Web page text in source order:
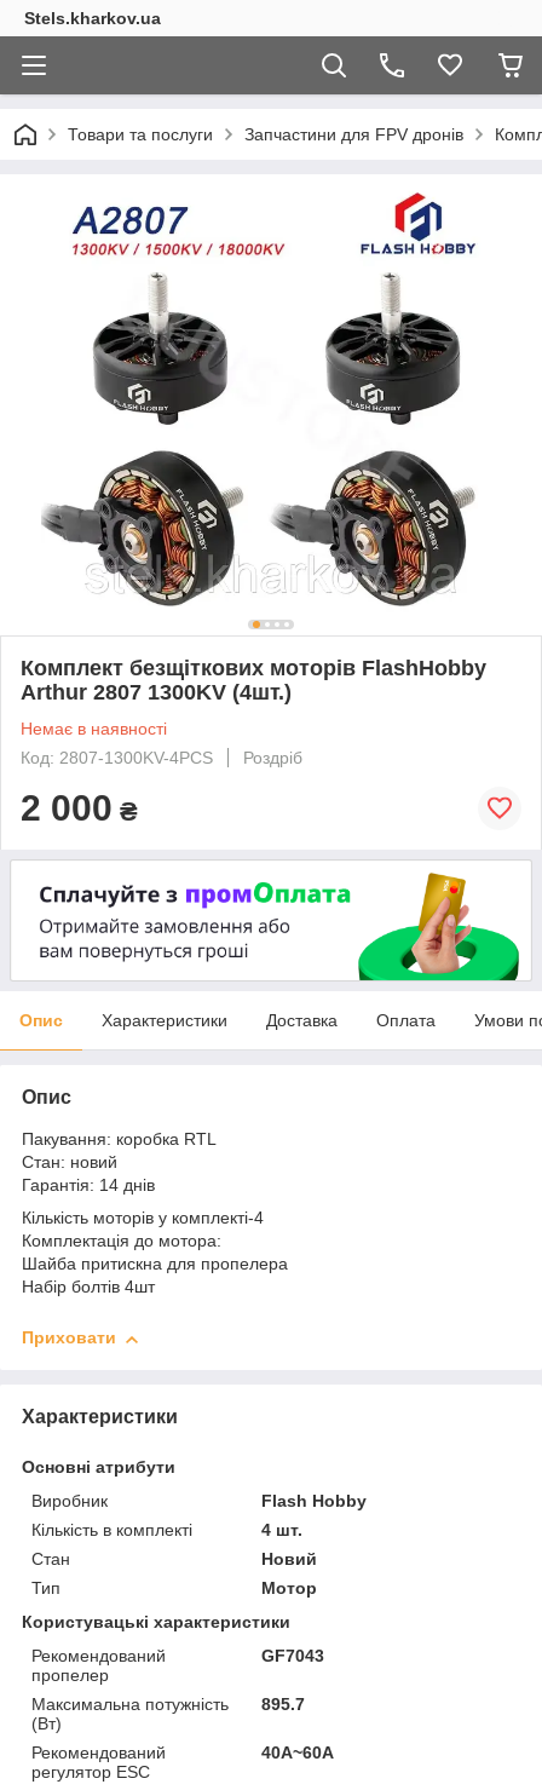
Stels.kharkov.ua
Товари та послуги Запчастини для FPV дронів
Комплект безщіткових моторів FlashHobby
Arthur 2807 1300KV (4шт.)
Немає в наявності
Код: 2807-1300KV-4PCS
Роздріб
2 000 ₴
Опис Характеристики Доставка Оплата Умови
Опис
Пакування: коробка RTL
Стан: новий
Гарантія: 14 днів
Кількість моторів у комплекті-4
Комплектація до мотора:
Шайба притискна для пропелера
Набір болтів 4шт
Приховати
Характеристики
Основні атрибути
Виробник
Flash Hobby
Кількість в комплекті
4 шт.
Стан
Новий
Тип
Мотор
Користувацькі характеристики
Рекомендований
пропелер
GF7043
Максимальна потужність
(Вт)
895.7
Рекомендований
регулятор ESC
40A~60A